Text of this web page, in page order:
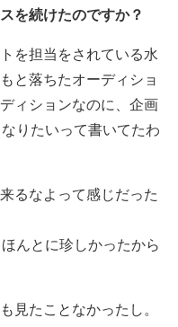
を続けたのですか？
を担当をされている水
と落ちたオーディショ
ィションなのに、企画
りたいって書いてたわ
るなよって感じだった
んとに珍しかったから
見たことなかったし。